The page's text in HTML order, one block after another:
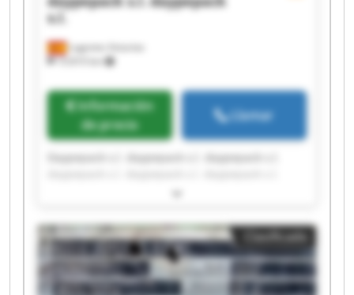
Lugones Asturias
10.810 km
s.l.
Información
de precio
Llamar
Daypepack s.l. daypepack s.l. daypepack s.l.
daypepack s.l. daypepack s.l. daypepack s.l.
daypepack s.l. daypepack s.l. daypepack s.l.
daypepack s.l. daypepack s.l. daypepack s.l.
daypepack s.l. daypepack s.l.